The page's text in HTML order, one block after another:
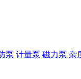
泵 计量泵 磁力泵 杂